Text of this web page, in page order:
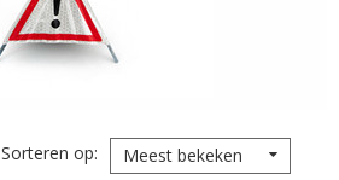
Sorteren op Meest bekeken